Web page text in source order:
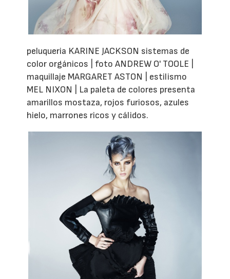
peluqueria KARINE JACKSON sistemas de
color orgánicos | foto ANDREW O' TOOLE |
maquillaje MARGARET ASTON | estilismo
MEL NIXON | La paleta de colores presenta
amarillos mostaza, rojos furiosos, azules
hielo, marrones ricos y cálidos.